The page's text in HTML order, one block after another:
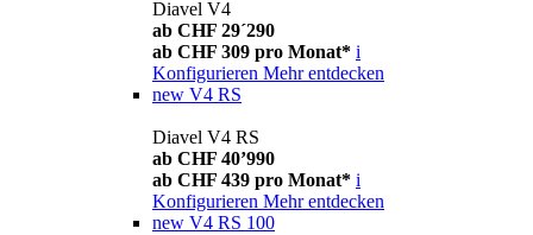
Diavel V4
ab CHF 29´290
ab CHF 309 pro Monat* i
Konfigurieren Mehr entdecken
new V4 RS
Diavel V4 RS
ab CHF 40’990
ab CHF 439 pro Monat* i
Konfigurieren Mehr entdecken
new V4 RS 100